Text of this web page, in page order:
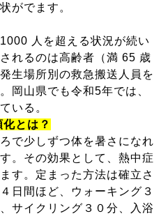
がでます。
1000 人を超える状況が続い
れるのは高齢者（満 65 歳
生場所別の救急搬送人員を
岡山県でも令和5年では、
いる。
とは？
で少しずつ体を暑さになれ
。その効果として、熱中症
す。定まった方法は確立さ
日間ほど、ウォーキング３
サイクリング３０分、入浴